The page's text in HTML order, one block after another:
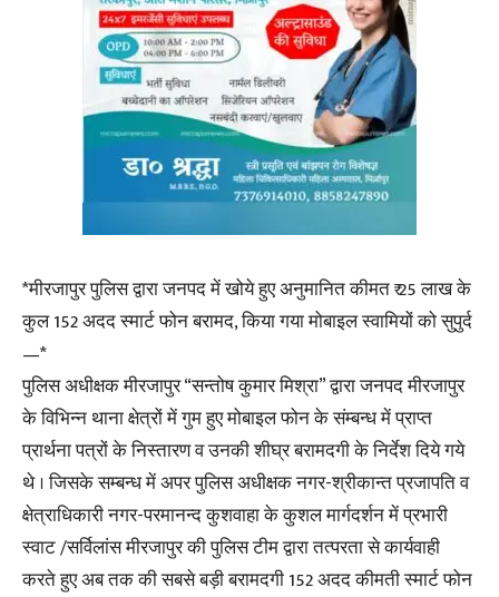
*मीरजापुर पुलिस द्वारा जनपद में खोये हुए अनुमानित कीमत ₹ 25 लाख के
कुल 152 अदद स्मार्ट फोन बरामद, किया गया मोबाइल स्वामियों को सुपुर्द
—*
पुलिस अधीक्षक मीरजापुर “सन्तोष कुमार मिश्रा” द्वारा जनपद मीरजापुर
के विभिन्न थाना क्षेत्रों में गुम हुए मोबाइल फोन के संम्बन्ध में प्राप्त
प्रार्थना पत्रों के निस्तारण व उनकी शीघ्र बरामदगी के निर्देश दिये गये
थे । जिसके सम्बन्ध में अपर पुलिस अधीक्षक नगर-श्रीकान्त प्रजापति व
क्षेत्राधिकारी नगर-परमानन्द कुशवाहा के कुशल मार्गदर्शन में प्रभारी
स्वाट /सर्विलांस मीरजापुर की पुलिस टीम द्वारा तत्परता से कार्यवाही
करते हुए अब तक की सबसे बड़ी बरामदगी 152 अदद कीमती स्मार्ट फोन